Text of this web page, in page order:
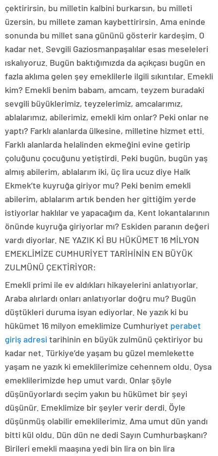
çektirirsin, bu milletin kalbini burkarsın, bu milleti
üzersin, bu millete zaman kaybettirirsin. Ama eninde
sonunda bu millet sana gününü gösterir kardeşim. O
kadar net. Sevgili Gaziosmanpaşalılar esas meseleleri
ıskalıyoruz. Bugün baktığımızda da açıkçası bugün en
fazla aklıma gelen şey emeklilerle ilgili sıkıntılar. Emekli
kim? Emekli benim babam, amcam, teyzem buradaki
sevgili büyüklerimiz, teyzelerimiz, amcalarımız,
ablalarımız, abilerimiz, emekli kim onlar? Peki onlar ne
yaptı? Farklı alanlarda ülkesine, milletine hizmet etti.
Farklı alanlarda helalinden ekmeğini evine getirip
çoluğunu çocuğunu yetiştirdi. Peki bugün, bugün yaş
almış abilerim, ablalarım iki, üç lira ucuz diye Halk
Ekmek’te kuyruğa giriyor mu? Peki benim emekli
abilerim, ablalarım artık benden her gittiğim yerde
istiyorlar haklılar ve yapacağım da. Kent lokantalarının
önünde kuyruğa giriyorlar mı? Eskiden paranın değeri
vardı diyorlar. NE YAZIK Kİ BU HÜKÜMET 16 MİLYON
EMEKLİMİZE CUMHURİYET TARİHİNİN EN BÜYÜK
ZULMÜNÜ ÇEKTİRİYOR:
Emekli primi ile ev aldıkları hikayelerini anlatıyorlar.
Araba alırlardı onları anlatıyorlar doğru mu? Bugün
düştükleri duruma isyan ediyorlar. Ne yazık ki bu
hükümet 16 milyon emeklimize Cumhuriyet perabet
giriş adresi tarihinin en büyük zulmünü çektiriyor bu
kadar net. Türkiye’de yaşam bu güzel memlekette
yaşam ne yazık ki emeklilerimize cehennem oldu. Oysa
emeklilerimizde hep umut vardı. Onlar şöyle
düşünüyorlardı seçim yakın bu hükümet bir şeyi
düşünür. Emeklimize bir şeyler verir derdi. Öyle
düşünmüş olabilir emeklilerimiz. Ama umut dün yandı
bitti kül oldu. Dün dün ne dedi Sayın Cumhurbaşkanı?
Birileri emekli maaşına yedi bin lira on bin lira